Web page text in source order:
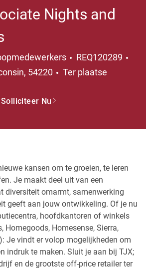
Nights and
REQ120289
54220
Ter plaatse
Solliciteer Nu
kansen om te groeien, te leren
Je maakt deel uit van een
diversiteit omarmt, samenwerking
geeft aan jouw ontwikkeling. Of je nu
hoofdkantoren of winkels
Homegoods, Homesense, Sierra,
Je vindt er volop mogelijkheden om
indruk te maken. Sluit je aan bij TJX;
en de grootste off-price retailer ter